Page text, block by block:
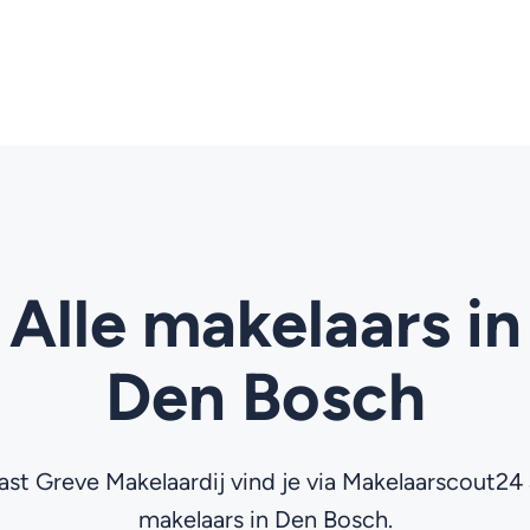
Alle makelaars in
Den Bosch
Greve Makelaardij vind je via Makelaarscout24
makelaars in Den Bosch.